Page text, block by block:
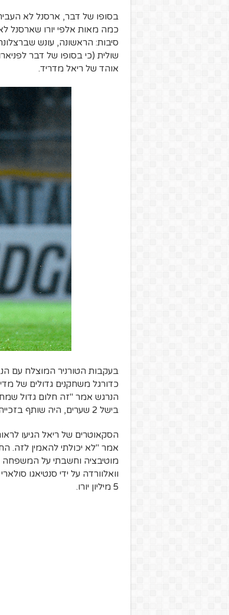
בסופו של דבר, ארסנל לא
כמה מאות אלפי יורו שארסנל
סיבות: הראשונה, עונש
שולית (כי בסופו של דבר
אוהד של ריאל מדריד.
כדורגל משחקנים גדולים של
בישל 2 שערים, היה שותף בזכייה באליפות אורגוואי ואף שיחק בגמר הפלייאוף של האליפות.
הסקאוטרים של ריאל הגיעו
אמר "לא יכולתי להאמין לזה.
מוטיבציה וחשבתי על המשפחה
וואלוורדה על ידי סנטיאגו
5 מיליון יורו.